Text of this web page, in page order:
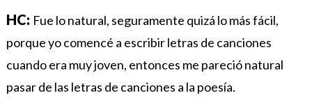
HC: Fue lo natural, seguramente quizá lo más fácil,
porque yo comencé a escribir letras de canciones
cuando era muy joven, entonces me pareció natural
pasar de las letras de canciones a la poesía.